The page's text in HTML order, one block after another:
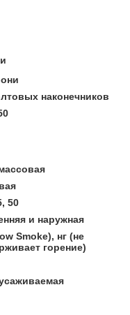
наконечников
50
и наружная
Smoke), нг (не
горение)